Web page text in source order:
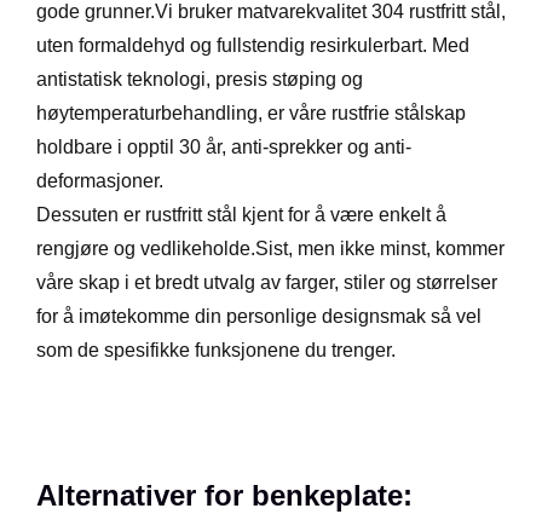
gode grunner.Vi bruker matvarekvalitet 304 rustfritt stål,
uten formaldehyd og fullstendig resirkulerbart. Med
antistatisk teknologi, presis støping og
høytemperaturbehandling, er våre rustfrie stålskap
holdbare i opptil 30 år, anti-sprekker og anti-
deformasjoner.
Dessuten er rustfritt stål kjent for å være enkelt å
rengjøre og vedlikeholde.Sist, men ikke minst, kommer
våre skap i et bredt utvalg av farger, stiler og størrelser
for å imøtekomme din personlige designsmak så vel
som de spesifikke funksjonene du trenger.
Alternativer for benkeplate: